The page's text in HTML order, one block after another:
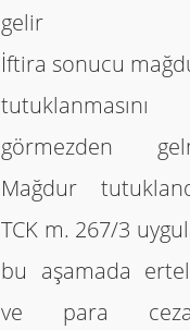
gelir
İftira sonucu
tutuklanmasını
görmezden
Mağdur
TCK m. 267/3
bu aşamada
ve para